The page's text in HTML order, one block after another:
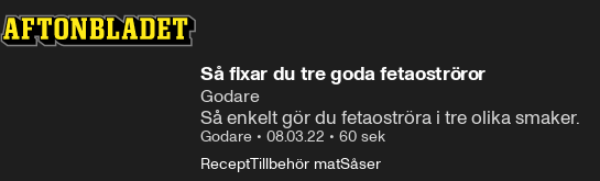
Så fixar du tre goda fetaoströror
Godare
Så enkelt gör du fetaoströra i tre olika smaker.
Godare • 08.03.22 • 60 sek
ReceptTillbehör matSåser